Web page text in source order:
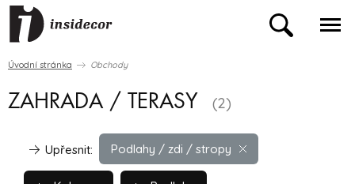
Úvodní stránka Obchody
ZAHRADA / TERASY (2)
Podlahy / zdi / stropy
Upřesnit: